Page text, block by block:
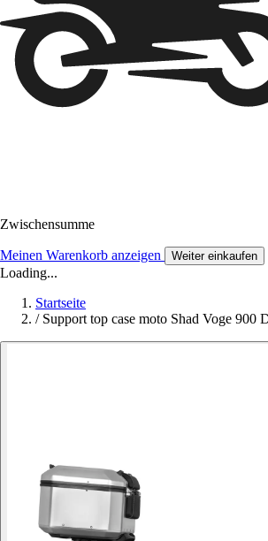
Zwischensumme
Meinen Warenkorb anzeigen Weiter einkaufen
Loading...
Startseite
/ Support top case moto Shad Voge 900